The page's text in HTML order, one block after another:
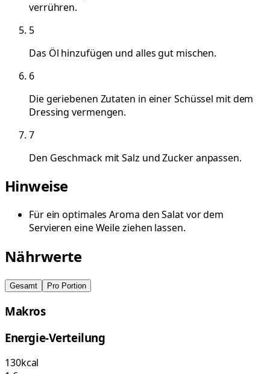
verrühren.
5
Das Öl hinzufügen und alles gut mischen.
6
Die geriebenen Zutaten in einer Schüssel mit dem
Dressing vermengen.
7
Den Geschmack mit Salz und Zucker anpassen.
Hinweise
Für ein optimales Aroma den Salat vor dem
Servieren eine Weile ziehen lassen.
Nährwerte
Gesamt Pro Portion
Makros
Energie-Verteilung
130kcal